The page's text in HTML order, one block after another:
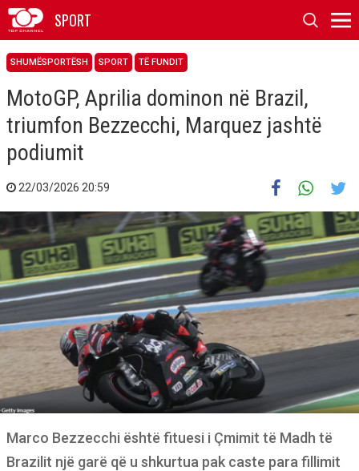
SPORT
SHUMËSPORTËSH SPORT TË FUNDIT
MotoGP, Aprilia dominon në Brazil,
triumfon Bezzecchi, Marquez jashtë
podiumit
22/03/2026 20:59
Marco Bezzecchi është fituesi i Çmimit të Madh të
Brazilit një garë që u shkurtua pak caste para fillimit